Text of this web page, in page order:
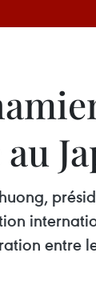
entre